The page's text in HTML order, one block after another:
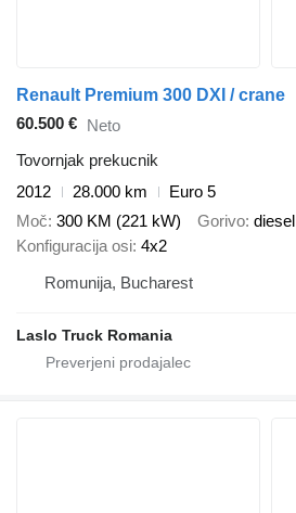
Renault Premium 300 DXI / crane
60.500 € Neto
Tovornjak prekucnik
2012
28.000 km
Euro 5
Moč 300 KM (221 kW) Gorivo diesel
Konfiguracija osi 4x2
Romunija, Bucharest
Laslo Truck Romania